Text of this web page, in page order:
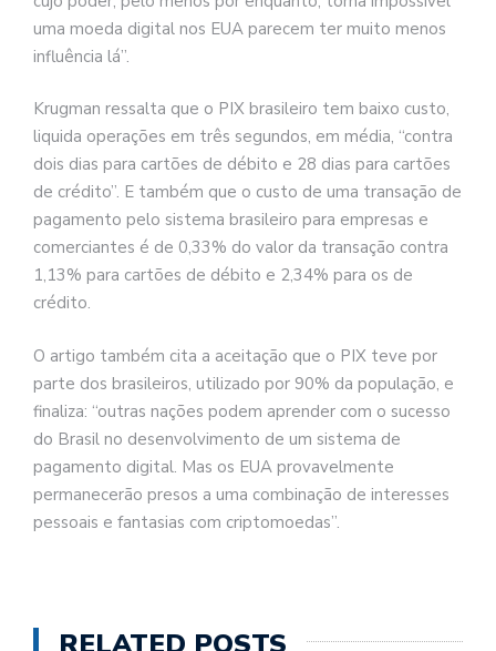
uma moeda digital nos EUA parecem ter muito menos
influência lá”.
Krugman ressalta que o PIX brasileiro tem baixo custo,
liquida operações em três segundos, em média, “contra
dois dias para cartões de débito e 28 dias para cartões
de crédito”. E também que o custo de uma transação de
pagamento pelo sistema brasileiro para empresas e
comerciantes é de 0,33% do valor da transação contra
1,13% para cartões de débito e 2,34% para os de
crédito.
O artigo também cita a aceitação que o PIX teve por
parte dos brasileiros, utilizado por 90% da população, e
finaliza: “outras nações podem aprender com o sucesso
do Brasil no desenvolvimento de um sistema de
pagamento digital. Mas os EUA provavelmente
permanecerão presos a uma combinação de interesses
pessoais e fantasias com criptomoedas”.